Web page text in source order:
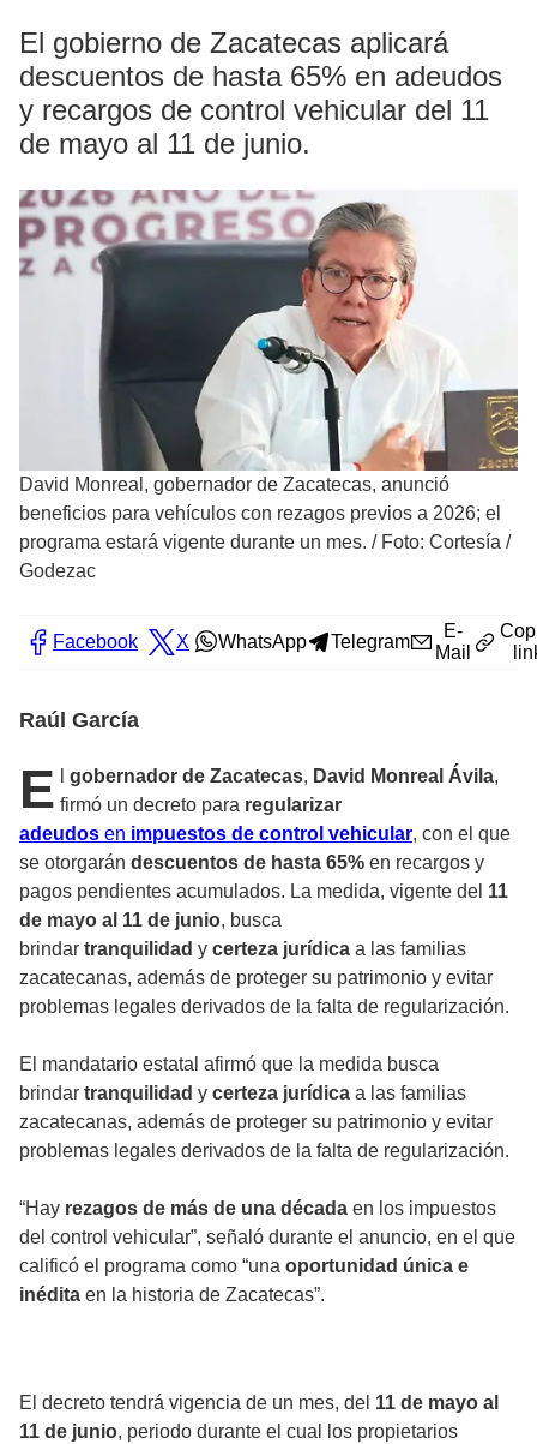
El gobierno de Zacatecas aplicará
descuentos de hasta 65% en adeudos
y recargos de control vehicular del 11
de mayo al 11 de junio.
David Monreal, gobernador de Zacatecas, anunció
beneficios para vehículos con rezagos previos a 2026; el
programa estará vigente durante un mes. / Foto: Cortesía /
Godezac
Facebook X WhatsApp Telegram
E-
Mail
Raúl García
E gobernador de Zacatecas, David Monreal Ávila,
firmó un decreto para regularizar
adeudos en impuestos de control vehicular, con el que
se otorgarán descuentos de hasta 65% en recargos y
pagos pendientes acumulados. La medida, vigente del 11
de mayo al 11 de junio, busca
brindar tranquilidad y certeza jurídica a las familias
zacatecanas, además de proteger su patrimonio y evitar
problemas legales derivados de la falta de regularización.
El mandatario estatal afirmó que la medida busca
brindar tranquilidad y certeza jurídica a las familias
zacatecanas, además de proteger su patrimonio y evitar
problemas legales derivados de la falta de regularización.
“Hay rezagos de más de una década en los impuestos
del control vehicular”, señaló durante el anuncio, en el que
calificó el programa como “una oportunidad única e
inédita en la historia de Zacatecas”.
El decreto tendrá vigencia de un mes, del 11 de mayo al
11 de junio, periodo durante el cual los propietarios